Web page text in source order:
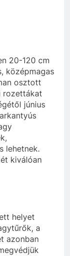
20-120 cm
középmagas
osztott
rozettákat
június
lehetnek.
kiválóan
helyet
a
azonban